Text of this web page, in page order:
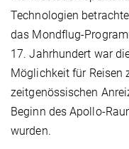
Technologien
das Mondflug-
17. Jahrhundert war
Möglichkeit für Reisen
zeitgenössischen
Beginn des Apollo-
wurden.